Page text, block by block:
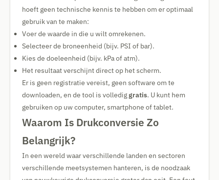
hoeft geen technische kennis te hebben om er optimaal
gebruik van te maken:
Voer de waarde in die u wilt omrekenen.
Selecteer de broneenheid (bijv. PSI of bar).
Kies de doeleenheid (bijv. kPa of atm).
Het resultaat verschijnt direct op het scherm.
Er is geen registratie vereist, geen software om te
downloaden, en de tool is vollediggratis. U kunt hem
gebruiken op uw computer, smartphone of tablet.
Waarom Is Drukconversie Zo
Belangrijk?
In een wereld waar verschillende landen en sectoren
verschillende meetsystemen hanteren, is de noodzaak